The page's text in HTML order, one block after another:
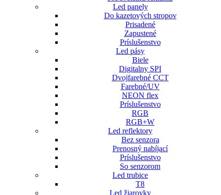
Led panely
Do kazetových stropov
Prisadené
Zapustené
Príslušenstvo
Led pásy
Biele
Digitalny SPI
Dvojfarebné CCT
Farebné/UV
NEON flex
Príslušenstvo
RGB
RGB+W
Led reflektory
Bez senzora
Prenosný nabíjací
Príslušenstvo
So senzorom
Led trubice
T8
Led žiarovky